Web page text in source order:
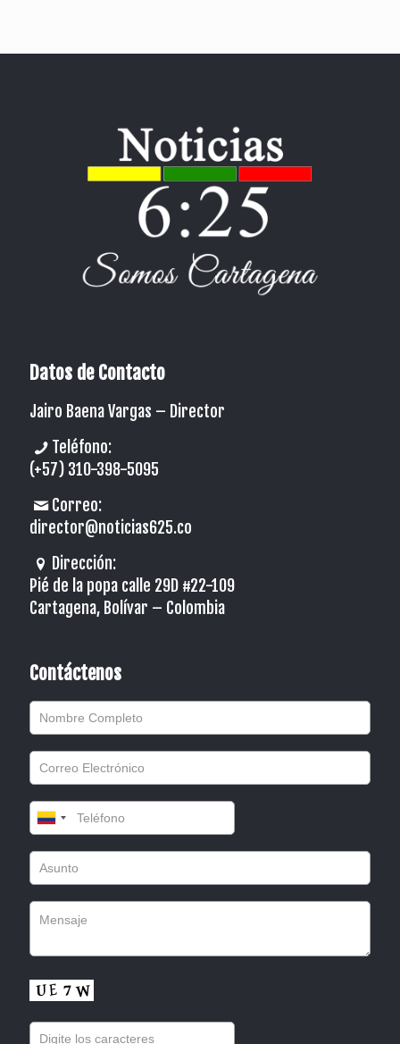
Datos de Contacto
Jairo Baena Vargas – Director
Teléfono:
(+57) 310-398-5095
Correo:
director@noticias625.co
Dirección:
Pié de la popa calle 29D #22-109
Cartagena, Bolívar – Colombia
Contáctenos